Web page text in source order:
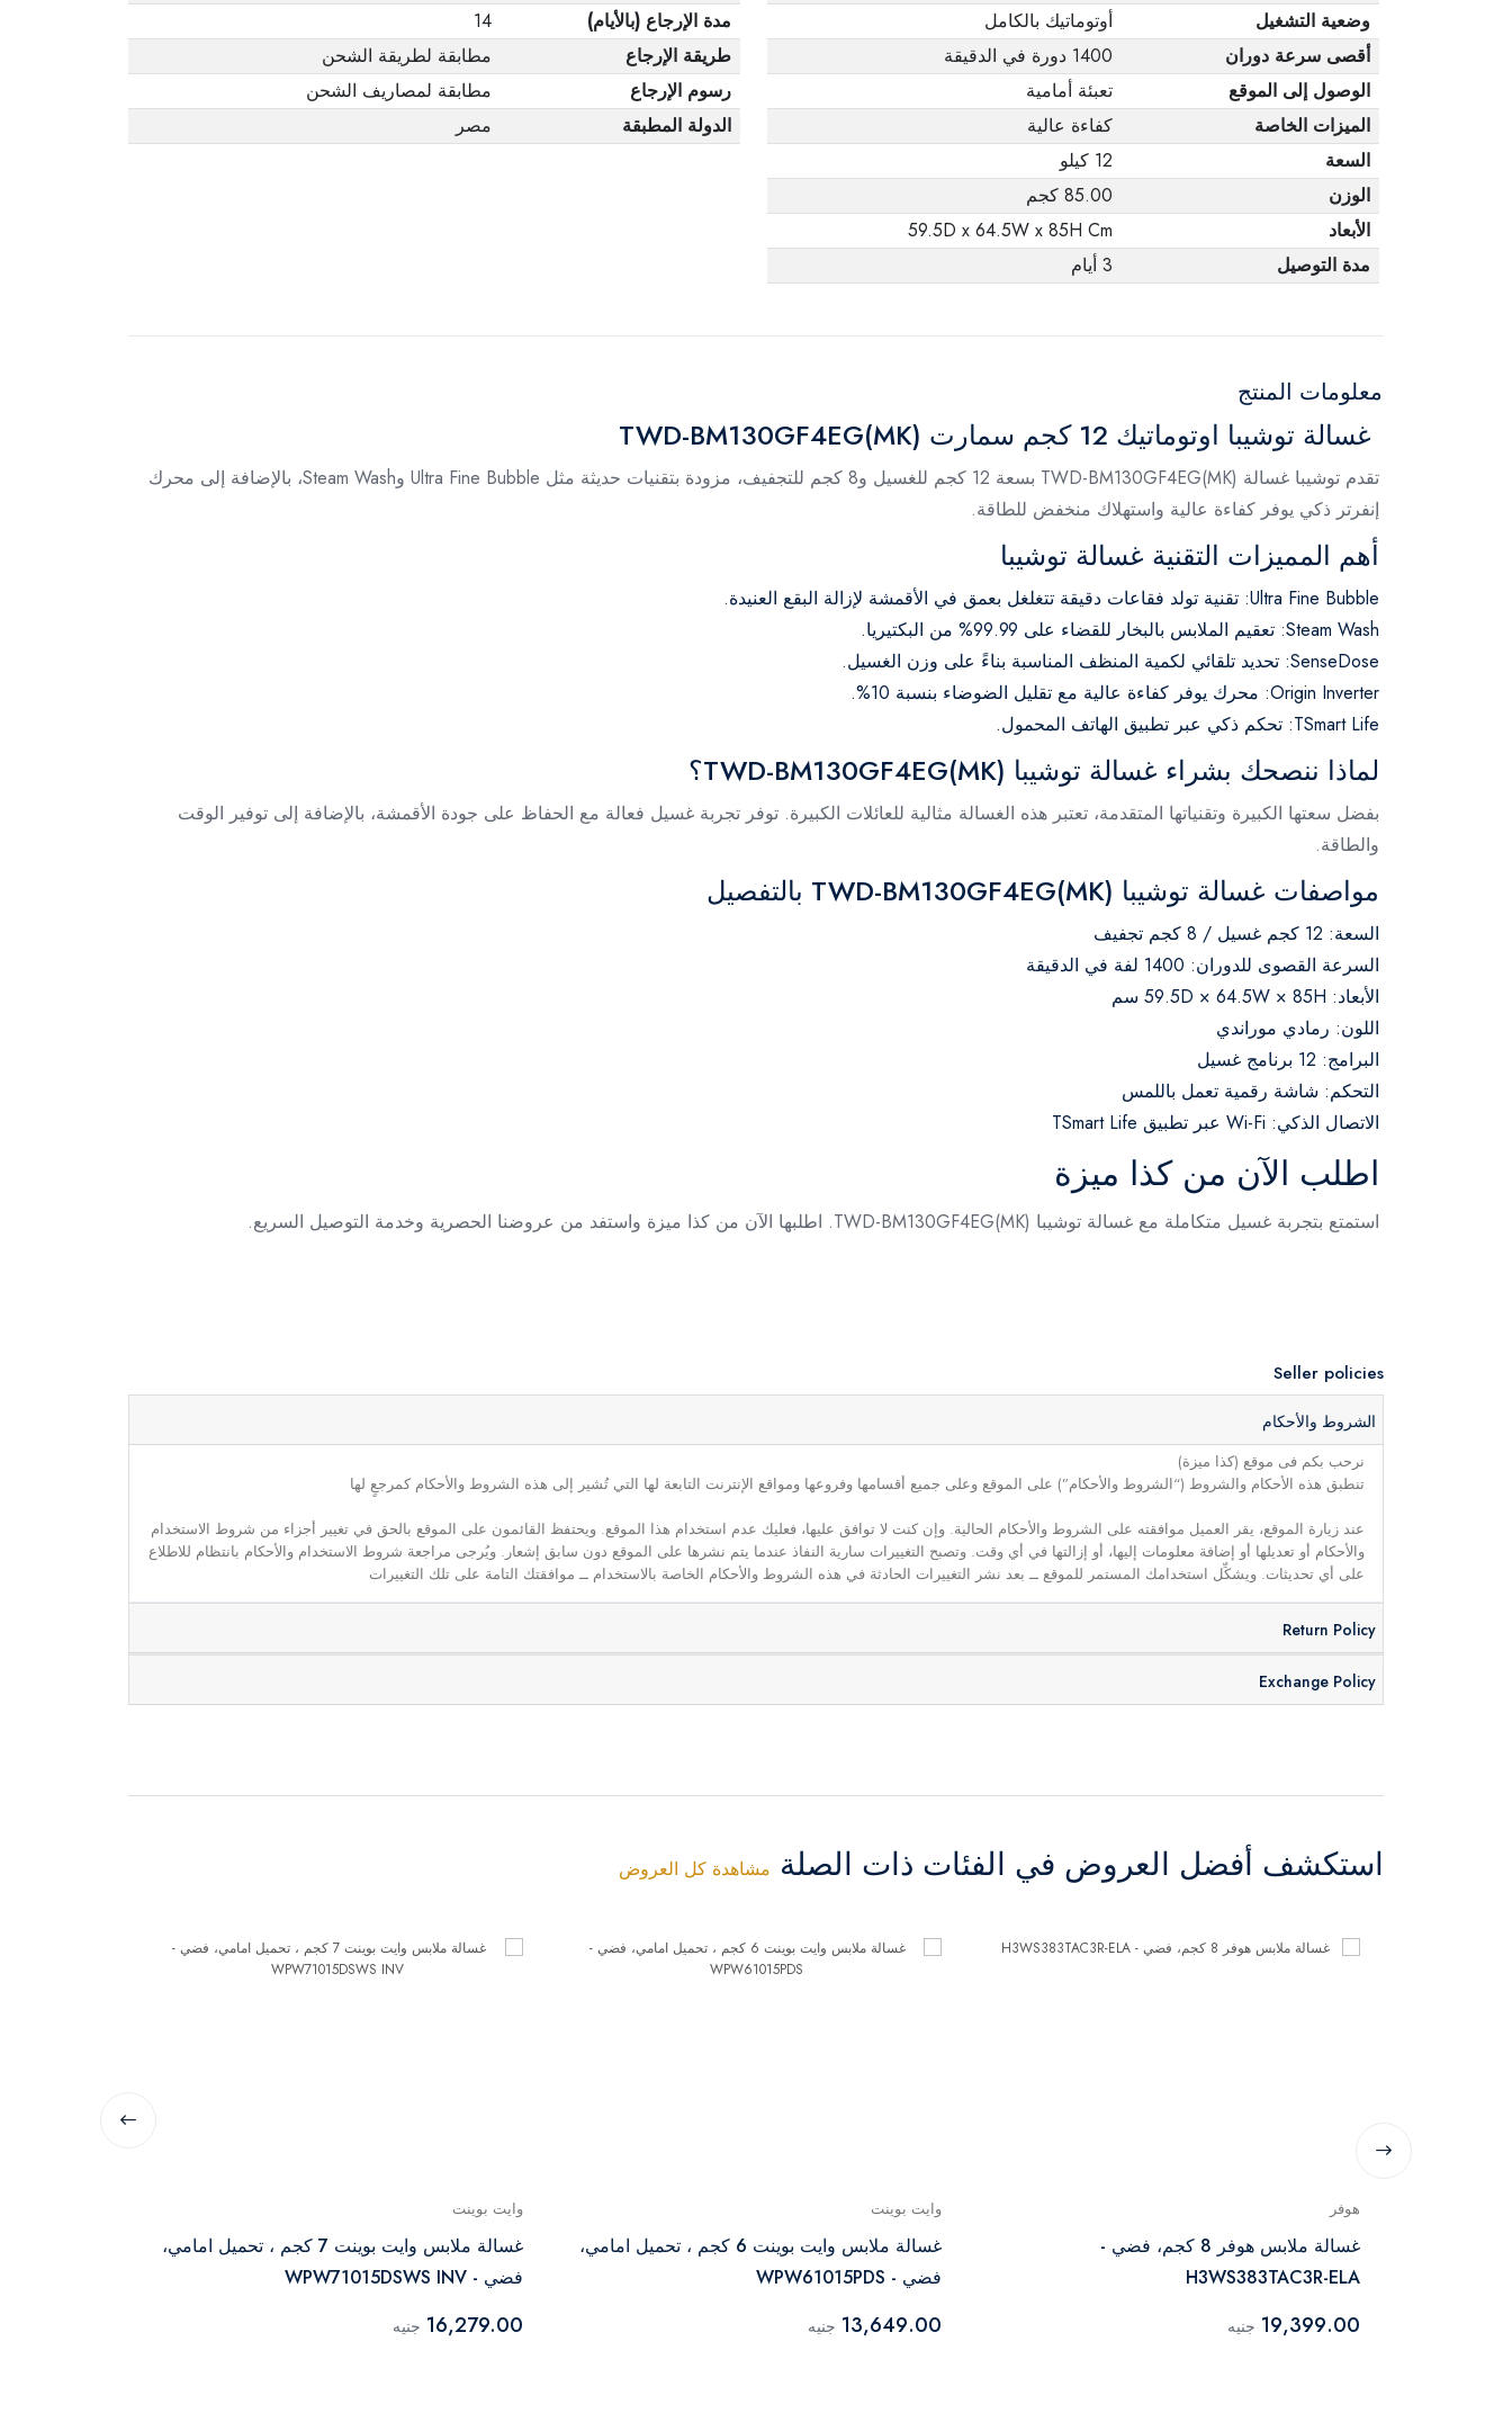
الأصلية. لاحظ أنه لا
يمكن إرجاع المنتجات
الإلكترونية في حالة
وضعية التشغيل
أوتوماتيك بالكامل
أقصى سرعة دوران
1400 دورة في الدقيقة
الوصول إلى الموقع
تعبئة أمامية
الميزات الخاصة
كفاءة عالية
السعة
12 كيلو
الوزن
85.00 كجم
الأبعاد
59.5D x 64.5W x 85H Cm
مدة التوصيل
3 أيام
مدة الإرجاع (بالأيام)
14
طريقة الإرجاع
مطابقة لطريقة الشحن
رسوم الإرجاع
مطابقة لمصاريف الشحن
الدولة المطبقة
مصر
معلومات المنتج
غسالة توشيبا اوتوماتيك 12 كجم سمارت TWD-BM130GF4EG(MK)
تقدم توشيبا غسالة TWD-BM130GF4EG(MK) بسعة 12 كجم للغسيل و8 كجم للتجفيف، مزودة بتقنيات حديثة مثل Ultra Fine Bubble وSteam Wash، بالإضافة إلى محرك
إنفرتر ذكي يوفر كفاءة عالية واستهلاك منخفض للطاقة.
أهم المميزات التقنية غسالة توشيبا
Ultra Fine Bubble
: تقنية تولد فقاعات دقيقة تتغلغل بعمق في الأقمشة لإزالة البقع العنيدة.
Steam Wash
: تعقيم الملابس بالبخار للقضاء على 99.99% من البكتيريا.
SenseDose
: تحديد تلقائي لكمية المنظف المناسبة بناءً على وزن الغسيل.
Origin Inverter
: محرك يوفر كفاءة عالية مع تقليل الضوضاء بنسبة 10%.
TSmart Life
: تحكم ذكي عبر تطبيق الهاتف المحمول.
لماذا ننصحك بشراء غسالة توشيبا TWD-BM130GF4EG(MK)؟
بفضل سعتها الكبيرة وتقنياتها المتقدمة، تعتبر هذه الغسالة مثالية للعائلات الكبيرة. توفر تجربة غسيل فعالة مع الحفاظ على جودة الأقمشة، بالإضافة إلى توفير الوقت
والطاقة.
مواصفات غسالة توشيبا TWD-BM130GF4EG(MK) بالتفصيل
السعة: 12 كجم غسيل / 8 كجم تجفيف
السرعة القصوى للدوران: 1400 لفة في الدقيقة
الأبعاد: 59.5D × 64.5W × 85H سم
اللون: رمادي موراندي
البرامج: 12 برنامج غسيل
التحكم: شاشة رقمية تعمل باللمس
الاتصال الذكي: Wi-Fi عبر تطبيق TSmart Life
اطلب الآن من كذا ميزة
استمتع بتجربة غسيل متكاملة مع غسالة توشيبا TWD-BM130GF4EG(MK). اطلبها الآن من كذا ميزة واستفد من عروضنا الحصرية وخدمة التوصيل السريع.
Seller policies
الشروط والأحكام
نرحب بكم فى موقع (كذا ميزة)
تنطبق هذه الأحكام والشروط (“الشروط والأحكام”) على الموقع وعلى جميع أقسامها وفروعها ومواقع الإنترنت التابعة لها التي تُشير إلى هذه الشروط والأحكام كمرجعٍ لها
عند زيارة الموقع، يقر العميل موافقته على الشروط والأحكام الحالية. وإن كنت لا توافق عليها، فعليك عدم استخدام هذا الموقع. ويحتفظ القائمون على الموقع بالحق في تغيير أجزاء من شروط الاستخدام
والأحكام أو تعديلها أو إضافة معلومات إليها، أو إزالتها في أي وقت. وتصبح التغييرات سارية النفاذ عندما يتم نشرها على الموقع دون سابق إشعار. ويُرجى مراجعة شروط الاستخدام والأحكام بانتظام للاطلاع
على أي تحديثات. ويشكِّل استخدامك المستمر للموقع ــ بعد نشر التغييرات الحادثة في هذه الشروط والأحكام الخاصة بالاستخدام ــ موافقتك التامة على تلك التغييرات
Return Policy
Exchange Policy
استكشف أفضل العروض في الفئات ذات الصلة مشاهدة كل العروض
هوفر
غسالة ملابس هوفر 8 كجم، فضي -
H3WS383TAC3R-ELA
19,399.00 جنيه
وايت بوينت
غسالة ملابس وايت بوينت 6 كجم ، تحميل امامي،
فضي - WPW61015PDS
13,649.00 جنيه
وايت بوينت
غسالة ملابس وايت بوينت 7 كجم ، تحميل امامي،
فضي - WPW71015DSWS INV
16,279.00 جنيه